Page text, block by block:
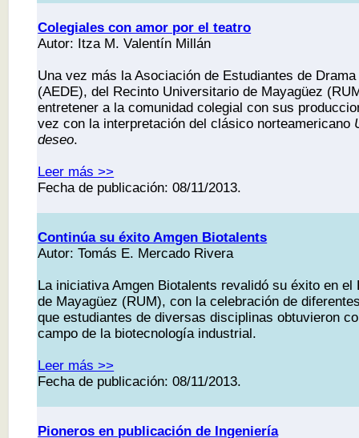
Colegiales con amor por el teatro
Autor: Itza M. Valentín Millán
Una vez más la Asociación de Estudiantes de
(AEDE), del Recinto Universitario de Mayagüez
entretener a la comunidad colegial con sus
vez con la interpretación del clásico norteamericano
deseo.
Leer más >>
Fecha de publicación: 08/11/2013.
Continúa su éxito Amgen Biotalents
Autor: Tomás E. Mercado Rivera
La iniciativa Amgen Biotalents revalidó su éxito en
de Mayagüez (RUM), con la celebración de
que estudiantes de diversas disciplinas obtuvieron
campo de la biotecnología industrial.
Leer más >>
Fecha de publicación: 08/11/2013.
Pioneros en publicación de Ingeniería